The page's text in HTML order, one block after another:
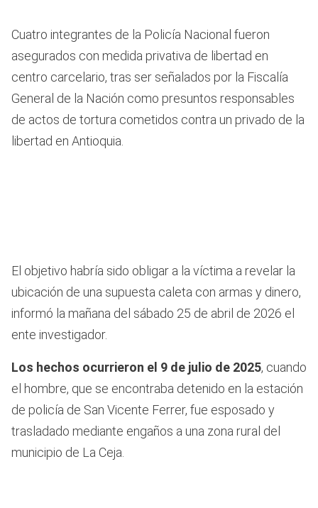
Cuatro integrantes de la Policía Nacional fueron
asegurados con medida privativa de libertad en
centro carcelario, tras ser señalados por la Fiscalía
General de la Nación como presuntos responsables
de actos de tortura cometidos contra un privado de la
libertad en Antioquia.
El objetivo habría sido obligar a la víctima a revelar la
ubicación de una supuesta caleta con armas y dinero,
informó la mañana del sábado 25 de abril de 2026 el
ente investigador.
Los hechos ocurrieron el 9 de julio de 2025, cuando
el hombre, que se encontraba detenido en la estación
de policía de San Vicente Ferrer, fue esposado y
trasladado mediante engaños a una zona rural del
municipio de La Ceja.